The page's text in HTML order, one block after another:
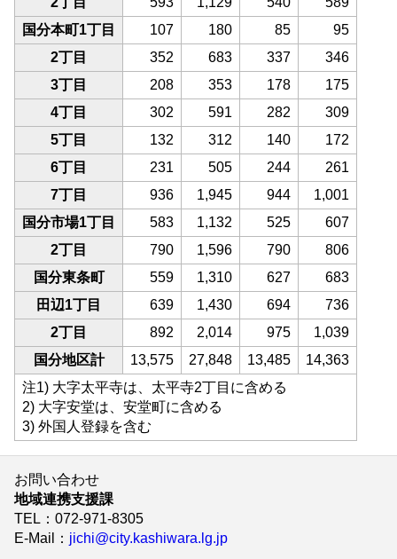
国分本町1丁目
107 180 85
95
2丁目
352 683 337
346
3丁目
208 353 178
175
4丁目
302 591 282
309
5丁目
132 312 140
172
6丁目
231 505 244
261
7丁目
936 1,945 944
1,001
国分市場1丁目
583 1,132 525
607
2丁目
790 1,596 790
806
国分東条町
559 1,310 627
683
田辺1丁目
639 1,430 694
736
2丁目
892 2,014 975
1,039
国分地区計
13,575 27,848 13,485
14,363
注1) 大字太平寺は、太平寺2丁目に含める
2) 大字安堂は、安堂町に含める
3) 外国人登録を含む
お問い合わせ
地域連携支援課
TEL ：072-971-8305
E-Mail
： jichi@city.kashiwara.lg.jp